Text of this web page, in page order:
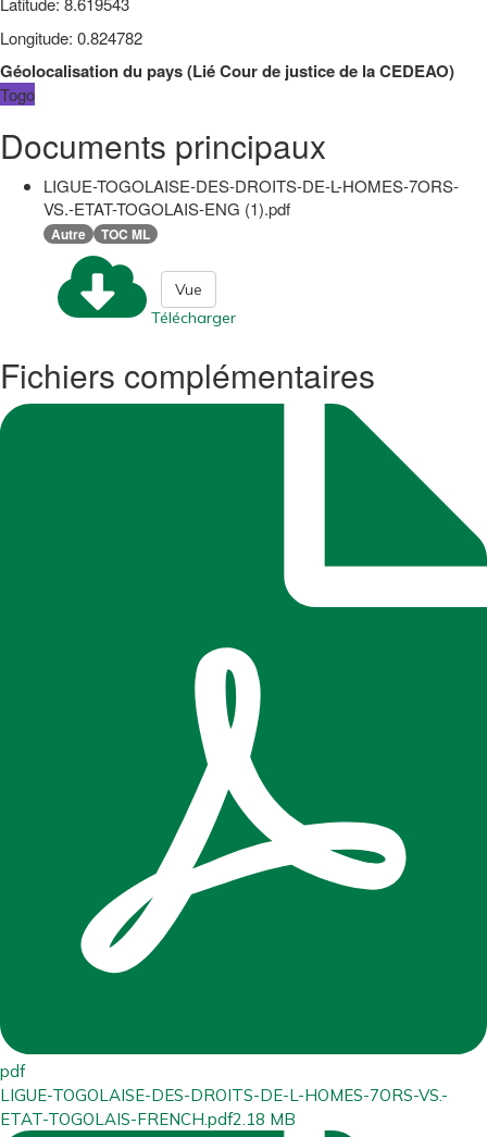
Longitude: 0.824782
Géolocalisation du pays(LiéCour de justice de la CEDEAO)
Togo
Documents principaux
LIGUE-TOGOLAISE-DES-DROITS-DE-L-HOMES-7ORS-
VS.-ETAT-TOGOLAIS-ENG (1).pdf
Autre TOC ML
Télécharger
Vue
Fichiers complémentaires
pdf
LIGUE-TOGOLAISE-DES-DROITS-DE-L-HOMES-7ORS-VS.-
ETAT-TOGOLAIS-FRENCH.pdf2.18 MB